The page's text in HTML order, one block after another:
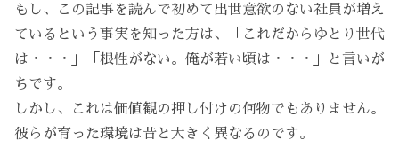
もし、この記事を読んで初めて出世意欲のない社員が増え
ているという事実を知った方は、「これだからゆとり世代
は・・・」「根性がない。俺が若い頃は・・・」と言いが
ちです。
しかし、これは価値観の押し付けの何物でもありません。
彼らが育った環境は昔と大きく異なるのです。